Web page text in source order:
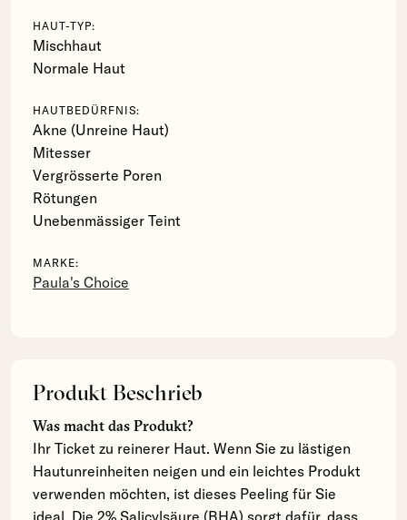
HAUT-TYP:
Mischhaut
Normale Haut
HAUTBEDÜRFNIS:
Akne (Unreine Haut)
Mitesser
Vergrösserte Poren
Rötungen
Unebenmässiger Teint
MARKE:
Paula's Choice
Produkt Beschrieb
Was macht das Produkt?
Ihr Ticket zu reinerer Haut. Wenn Sie zu lästigen
Hautunreinheiten neigen und ein leichtes Produkt
verwenden möchten, ist dieses Peeling für Sie
ideal. Die 2% Salicylsäure (BHA) sorgt dafür, dass